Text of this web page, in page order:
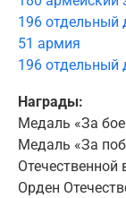
196 отдельный
51 армия
196 отдельный
Награды:
Медаль «За
Медаль «За
Отечественной
Орден